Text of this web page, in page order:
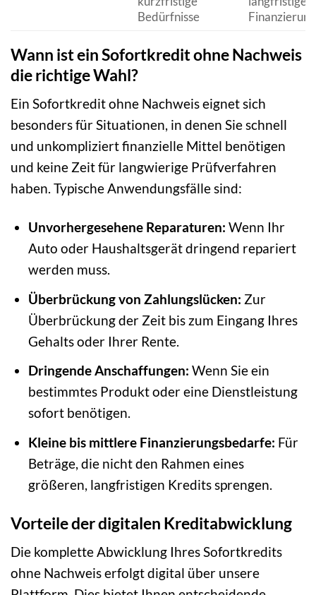
Bedürfnisse
Wann ist ein Sofortkredit ohne Nachweis
die richtige Wahl?
Ein Sofortkredit ohne Nachweis eignet sich
besonders für Situationen, in denen Sie schnell
und unkompliziert finanzielle Mittel benötigen
und keine Zeit für langwierige Prüfverfahren
haben. Typische Anwendungsfälle sind:
Unvorhergesehene Reparaturen: Wenn Ihr
Auto oder Haushaltsgerät dringend repariert
werden muss.
Überbrückung von Zahlungslücken: Zur
Überbrückung der Zeit bis zum Eingang Ihres
Gehalts oder Ihrer Rente.
Dringende Anschaffungen: Wenn Sie ein
bestimmtes Produkt oder eine Dienstleistung
sofort benötigen.
Kleine bis mittlere Finanzierungsbedarfe: Für
Beträge, die nicht den Rahmen eines
größeren, langfristigen Kredits sprengen.
Vorteile der digitalen Kreditabwicklung
Die komplette Abwicklung Ihres Sofortkredits
ohne Nachweis erfolgt digital über unsere